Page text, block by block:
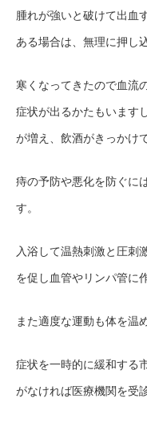
腫れが強いと破けて出血
ある場合は、無理に押し
寒くなってきたので血流
症状が出るかたもいます
が増え、飲酒がきっかけ
痔の予防や悪化を防ぐに
す。
入浴して温熱刺激と圧刺
を促し血管やリンパ管に
また適度な運動も体を温
症状を一時的に緩和する
がなければ医療機関を受